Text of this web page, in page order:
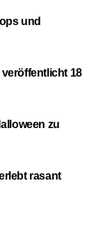
und
18
zu
rasant